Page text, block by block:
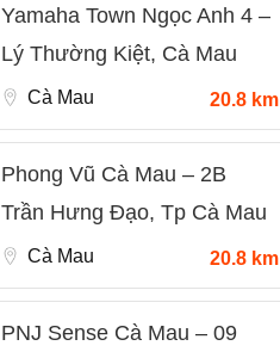
Yamaha Town Ngọc Anh 4 –
Lý Thường Kiệt, Cà Mau
Cà Mau 20.8 km
Phong Vũ Cà Mau – 2B
Trần Hưng Đạo, Tp Cà Mau
Cà Mau 20.8 km
PNJ Sense Cà Mau – 09